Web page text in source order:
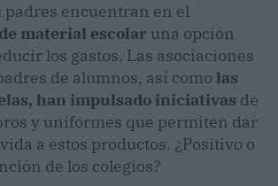
padres encuentran en el
material escolar una opción
los gastos. Las asociaciones
de alumnos, así como las
han impulsado iniciativas de
y uniformes que permiten dar
a estos productos. ¿Positivo o
de los colegios?